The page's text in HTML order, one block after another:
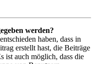
werden?
haben, dass in
erstellt hast, die Beiträge
ist auch möglich, dass die